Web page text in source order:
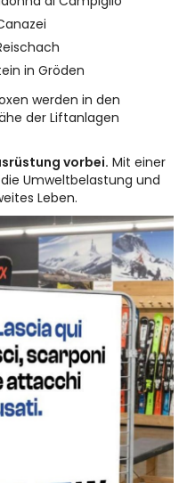
in Gröden
werden in den
der Liftanlagen
vorbei. Mit einer
Umweltbelastung und
Leben.